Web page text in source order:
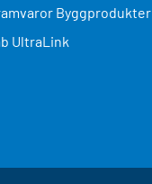
Byggprodukter
UltraLink